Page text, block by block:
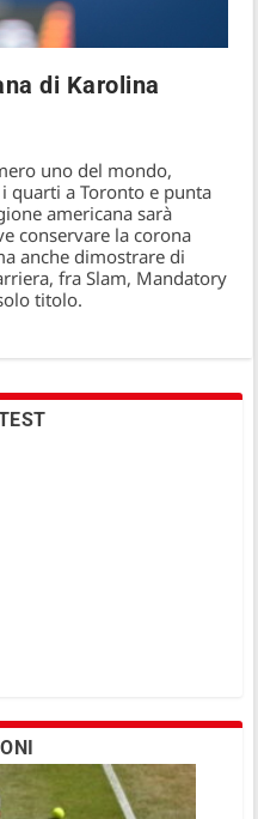
di Karolina
uno del mondo,
quarti a Toronto e punta
americana sarà
conservare la corona
anche dimostrare di
fra Slam, Mandatory
titolo.